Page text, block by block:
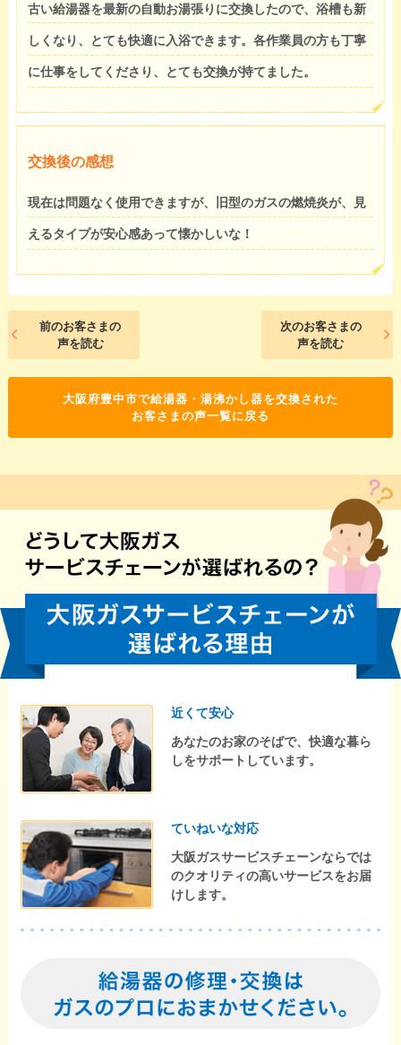
古い給湯器を最新の自動お湯張りに交換したので、浴槽も新
しくなり、とても快適に入浴できます。各作業員の方も丁寧
に仕事をしてくださり、とても交換が持てました。
交換後の感想
現在は問題なく使用できますが、旧型のガスの燃焼炎が、見
えるタイプが安心感あって懐かしいな！
前のお客さまの
声を読む
次のお客さまの
声を読む
大阪府豊中市で給湯器・湯沸かし器を交換された
お客さまの声一覧に戻る
近くて安心
あなたのお家のそばで、快適な暮ら
しをサポートしています。
ていねいな対応
大阪ガスサービスチェーンならでは
のクオリティの高いサービスをお届
けします。